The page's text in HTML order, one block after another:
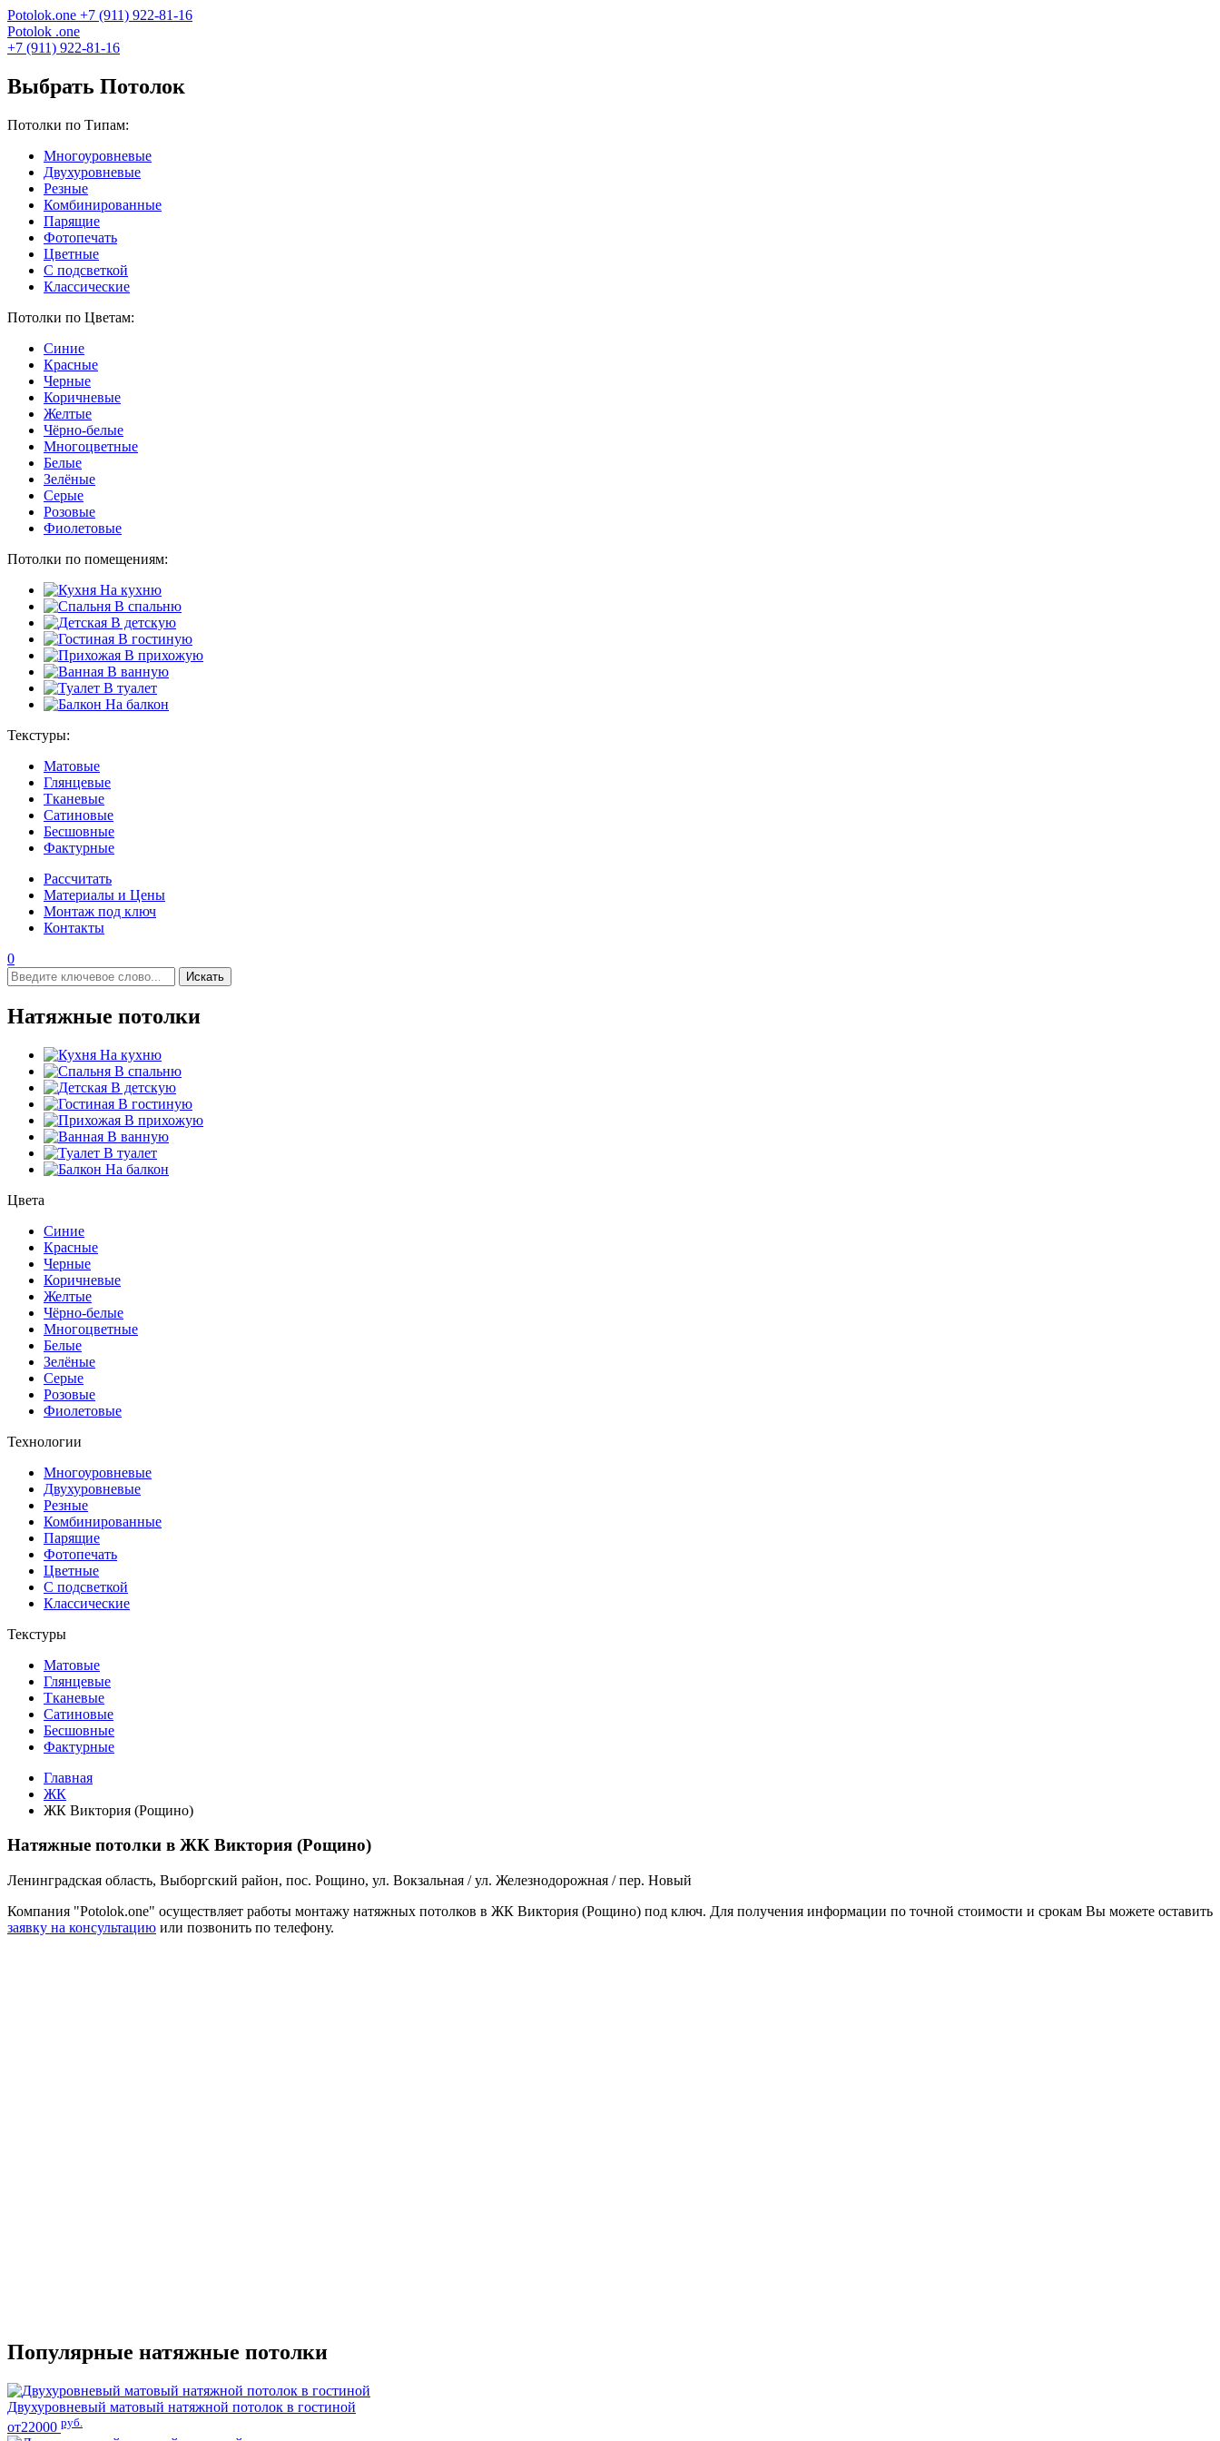
Potolok.one +7 (911) 922-81-16
Potolok .one
+7 (911) 922-81-16
Выбрать Потолок
Потолки по Типам:
Многоуровневые
Двухуровневые
Резные
Комбинированные
Парящие
Фотопечать
Цветные
С подсветкой
Классические
Потолки по Цветам:
Синие
Красные
Черные
Коричневые
Желтые
Чёрно-белые
Многоцветные
Белые
Зелёные
Серые
Розовые
Фиолетовые
Потолки по помещениям:
На кухню
В спальню
В детскую
В гостиную
В прихожую
В ванную
В туалет
На балкон
Текстуры:
Матовые
Глянцевые
Тканевые
Сатиновые
Бесшовные
Фактурные
Рассчитать
Материалы и Цены
Монтаж под ключ
Контакты
0
Искать
Натяжные потолки
На кухню
В спальню
В детскую
В гостиную
В прихожую
В ванную
В туалет
На балкон
Цвета
Синие
Красные
Черные
Коричневые
Желтые
Чёрно-белые
Многоцветные
Белые
Зелёные
Серые
Розовые
Фиолетовые
Технологии
Многоуровневые
Двухуровневые
Резные
Комбинированные
Парящие
Фотопечать
Цветные
С подсветкой
Классические
Текстуры
Матовые
Глянцевые
Тканевые
Сатиновые
Бесшовные
Фактурные
Главная
ЖК
ЖК Виктория (Рощино)
Натяжные потолки в ЖК Виктория (Рощино)
Ленинградская область, Выборгский район, пос. Рощино, ул. Вокзальная / ул. Железнодорожная / пер. Новый
Компания "Potolok.one" осуществляет работы монтажу натяжных потолков в ЖК Виктория (Рощино) под ключ. Для получения информации по точной стоимости и срокам Вы можете оставить
заявку на консультацию или позвонить по телефону.
Популярные натяжные потолки
Двухуровневый матовый натяжной потолок в гостиной
от22000 руб.